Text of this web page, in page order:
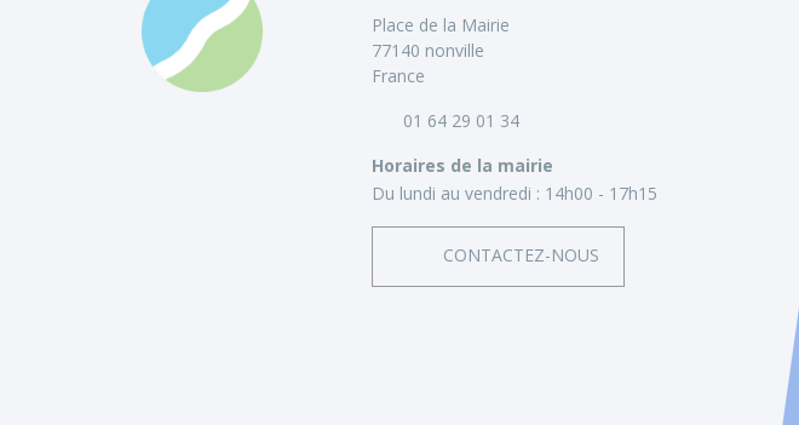
Place de la Mairie
77140 nonville
France
01 64 29 01 34
Horaires de la mairie
Du lundi au vendredi : 14h00 - 17h15
CONTACTEZ-NOUS